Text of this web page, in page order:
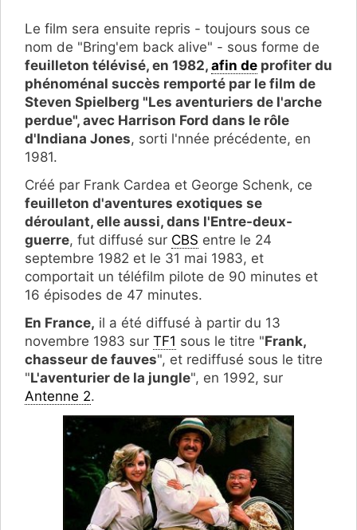
Le film sera ensuite repris - toujours sous ce
nom de "Bring'em back alive" - sous forme de
feuilleton télévisé, en 1982, afin de profiter du
phénoménal succès remporté par le film de
Steven Spielberg "Les aventuriers de l'arche
perdue", avec Harrison Ford dans le rôle
d'Indiana Jones, sorti l'nnée précédente, en
1981.
Créé par Frank Cardea et George Schenk, ce
feuilleton d'aventures exotiques se
déroulant, elle aussi, dans l'Entre-deux-
guerre, fut diffusé sur CBS entre le 24
septembre 1982 et le 31 mai 1983, et
comportait un téléfilm pilote de 90 minutes et
16 épisodes de 47 minutes.
En France, il a été diffusé à partir du 13
novembre 1983 sur TF1 sous le titre "Frank,
chasseur de fauves", et rediffusé sous le titre
"L'aventurier de la jungle", en 1992, sur
Antenne 2.